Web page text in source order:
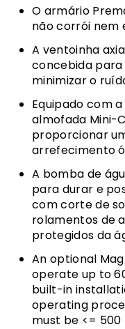
O armário
não corrói nem
A ventoinha
concebida para
minimizar o
Equipado com
almofada Mini-
proporcionar
arrefecimento
A bomba de
para durar e
com corte de
rolamentos de
protegidos da
An optional
operate up to
built-in
operating
must be <= 500